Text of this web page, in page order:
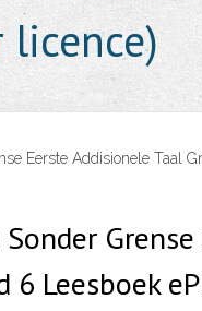
licence)
Eerste Addisionele Taal
Sonder
6 Leesboek